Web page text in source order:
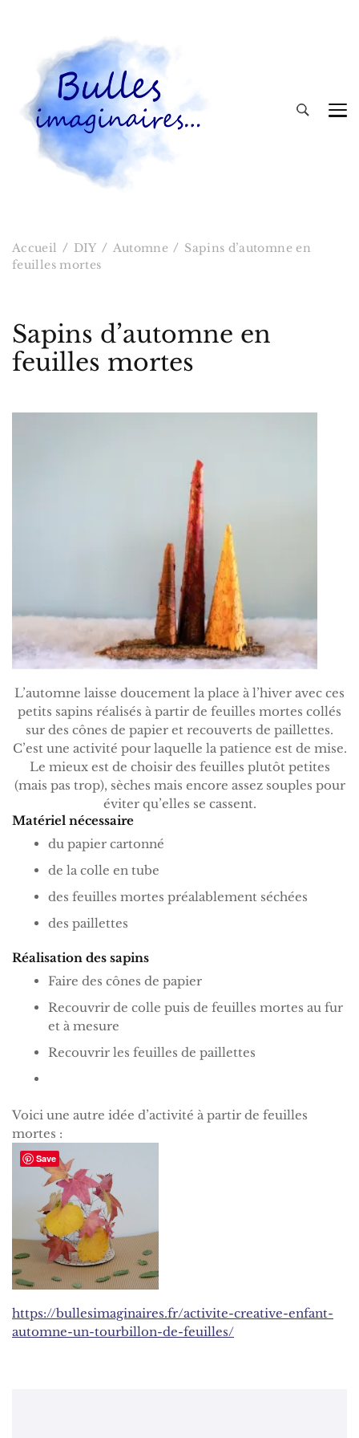
Accueil DIY Automne
Sapins d’automne en
feuilles mortes
Sapins d’automne en
feuilles mortes
L’automne laisse doucement la place à l’hiver avec ces
petits sapins réalisés à partir de feuilles mortes collés
sur des cônes de papier et recouverts de paillettes.
C’est une activité pour laquelle la patience est de mise.
Le mieux est de choisir des feuilles plutôt petites
(mais pas trop), sèches mais encore assez souples pour
éviter qu’elles se cassent.
Matériel nécessaire
du papier cartonné
de la colle en tube
des feuilles mortes préalablement séchées
des paillettes
Réalisation des sapins
Faire des cônes de papier
Recouvrir de colle puis de feuilles mortes au fur
et à mesure
Recouvrir les feuilles de paillettes
Voici une autre idée d’activité à partir de feuilles
mortes :
https://bullesimaginaires.fr/activite-creative-enfant-
automne-un-tourbillon-de-feuilles/
Save